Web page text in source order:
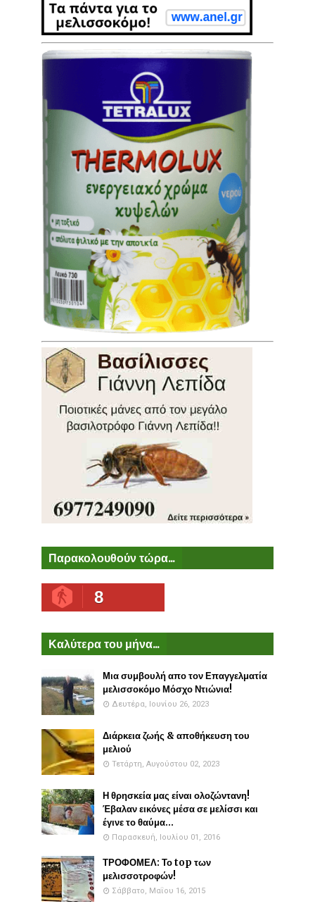
Παρακολουθούν τώρα...
8
Καλύτερα του μήνα...
Μια συμβουλή απο τον Επαγγελματία
μελισσοκόμο Μόσχο Ντιώνια!
Δευτέρα, Ιουνίου 26, 2023
Διάρκεια ζωής & αποθήκευση του
μελιού
Τετάρτη, Αυγούστου 02, 2023
Η θρησκεία μας είναι ολοζώντανη!
Έβαλαν εικόνες μέσα σε μελίσσι και
έγινε το θαύμα...
Παρασκευή, Ιουλίου 01, 2016
ΤΡΟΦΟΜΕΛ: Το top των
μελισσοτροφών!
Σάββατο, Μαΐου 16, 2015